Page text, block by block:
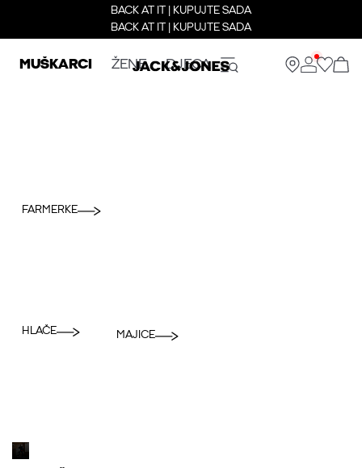
BACK AT IT | KUPUJTE SADA
BACK AT IT | KUPUJTE SADA
MUŠKARCI ŽENE DJECA
FARMERKE
HLAČE MAJICE